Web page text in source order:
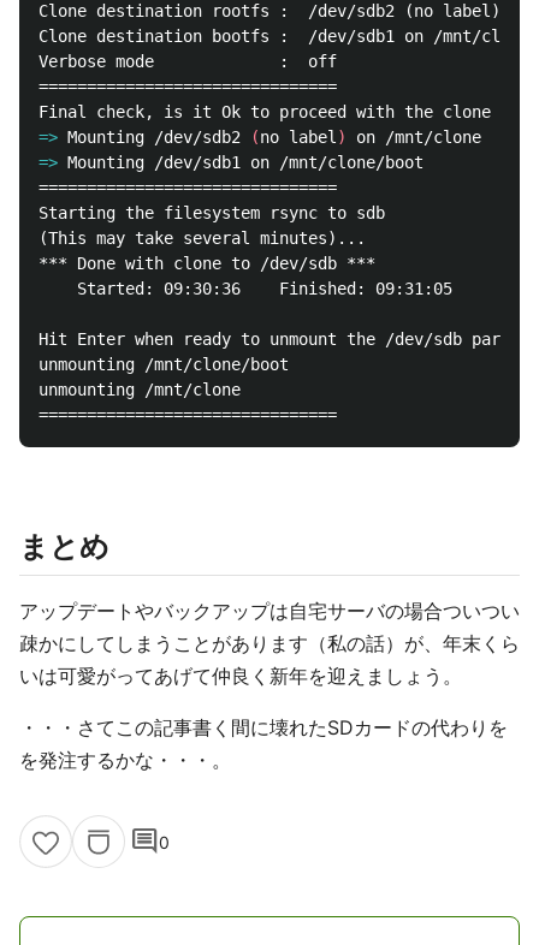
Clone destination rootfs :  /dev/sdb2 (no label) on
Clone destination bootfs :  /dev/sdb1 on /mnt/clone/
Verbose mode             :  off
===============================
=> Mounting /dev/sdb2 (no label )
=>
===============================
Starting the filesystem rsync to sdb
(This may take several minutes)...
*** Done with clone to /dev/sdb ***
    Started: 09:30:36    Finished: 09:31:05
Hit Enter when ready to unmount the /dev/sdb
unmounting /mnt/clone/boot
unmounting /mnt/clone
まとめ
アップデートやバックアップは自宅サーバの場合ついつい
疎かにしてしまうことがあります（私の話）が、年末くら
いは可愛がってあげて仲良く新年を迎えましょう。
・・・さてこの記事書く間に壊れたSDカードの代わりを
を発注するかな・・・。
comment0